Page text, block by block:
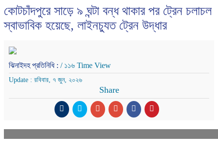
কোটচাঁদপুরে সাড়ে ৯ ঘন্টা বন্ধ থাকার পর ট্রেন চলাচল
স্বাভাবিক হয়েছে, লাইনচ্যুত ট্রেন উদ্ধার
ঝিনাইদহ প্রতিনিধি : / ১১৬ Time View
Update : রবিবার, ৭ জুন, ২০২৬
Share